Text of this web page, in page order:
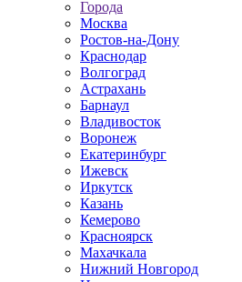
Города
Москва
Ростов-на-Дону
Краснодар
Волгоград
Астрахань
Барнаул
Владивосток
Воронеж
Екатеринбург
Ижевск
Иркутск
Казань
Кемерово
Красноярск
Махачкала
Нижний Новгород